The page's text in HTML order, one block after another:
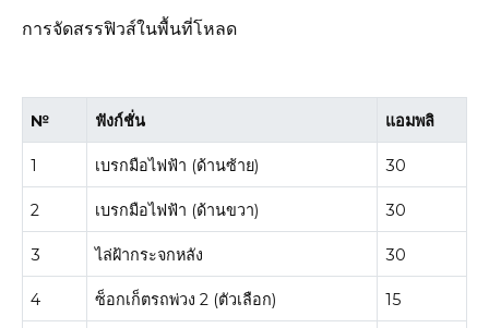
การจัดสรรฟิวส์ในพื้นที่โหลด
№ ฟังก์ชั่น แอมพลิ
1 เบรกมือไฟฟ้า (ด้านซ้าย) 30
2 เบรกมือไฟฟ้า (ด้านขวา) 30
3 ไล่ฝ้ากระจกหลัง 30
4 ซ็อกเก็ตรถพ่วง 2 (ตัวเลือก) 15